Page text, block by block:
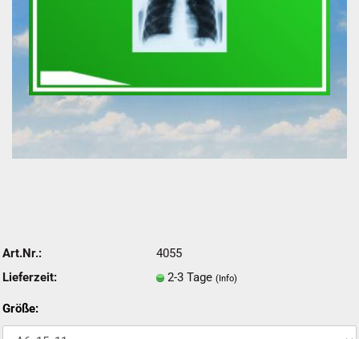
Art.Nr.:
4055
Lieferzeit:
2-3 Tage (Info)
Größe: